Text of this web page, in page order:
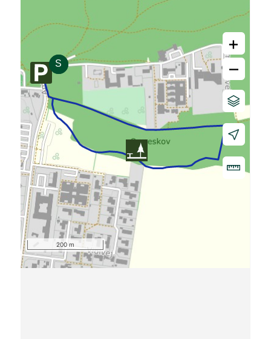
+
–
200 m